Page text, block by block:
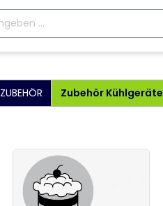
ZUBEHÖR Zubehör Kühlgeräte